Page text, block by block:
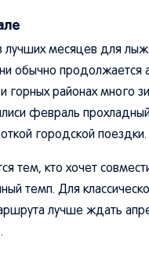
месяцев для лыж
обычно продолжается
горных районах много
февраль
городской поездки.
тем, кто хочет
темп. Для
лучше ждать